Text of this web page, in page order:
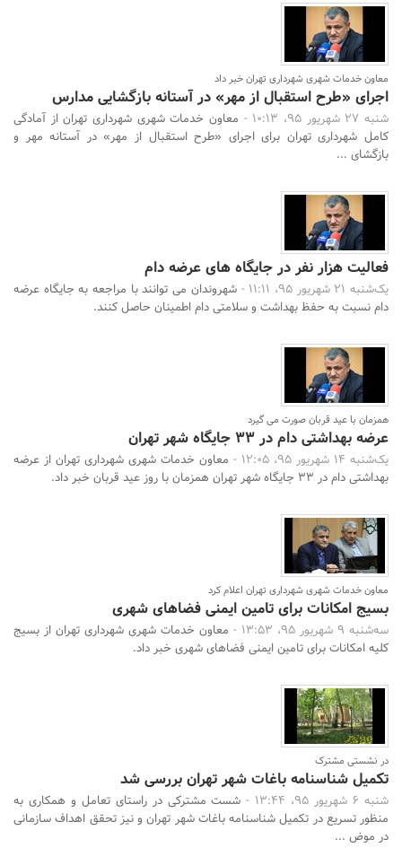
معاون خدمات شهری شهرداری تهران خبر داد
اجرای «طرح استقبال از مهر» در آستانه بازگشایی مدارس
شنبه 27 شهریور 95، 10:13 -
معاون خدمات شهری شهرداری تهران از آمادگی
کامل شهرداری تهران برای اجرای «طرح استقبال از مهر» در آستانه مهر و
بازگشای ...
فعالیت هزار نفر در جایگاه های عرضه دام
یک‌شنبه 21 شهریور 95، 11:11 -
شهروندان می توانند با مراجعه به جایگاه عرضه
دام نسبت به حفظ بهداشت و سلامتی دام اطمینان حاصل کنند.
همزمان با عید قربان صورت می گیرد
عرضه بهداشتی دام در 33 جایگاه شهر تهران
یک‌شنبه 14 شهریور 95، 12:05 -
معاون خدمات شهری شهرداری تهران از عرضه
بهداشتی دام در 33 جایگاه شهر تهران همزمان با روز عید قربان خبر داد.
معاون خدمات شهری شهرداری تهران اعلام کرد
بسیج امکانات برای تامین ایمنی فضاهای شهری
سه‌شنبه 9 شهریور 95، 13:53 -
معاون خدمات شهری شهرداری تهران از بسیج
کلیه امکانات برای تامین ایمنی فضاهای شهری خبر داد.
در نشستی مشترک
تکمیل شناسنامه باغات شهر تهران بررسی شد
شنبه 6 شهریور 95، 13:44 -
شست مشترکی در راستای تعامل و همکاری به
منظور تسریع در تکمیل شناسنامه باغات شهر تهران و نیز تحقق اهداف سازمانی
در موض ...